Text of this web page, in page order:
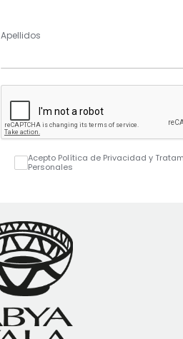
Apellidos
Acepto Política de Privacidad y
Personales